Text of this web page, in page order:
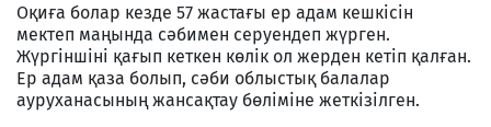
Оқиға болар кезде 57 жастағы ер адам кешкісін
мектеп маңында сәбимен серуендеп жүрген.
Жүргіншіні қағып кеткен көлік ол жерден кетіп қалған.
Ер адам қаза болып, сәби облыстық балалар
ауруханасының жансақтау бөліміне жеткізілген.